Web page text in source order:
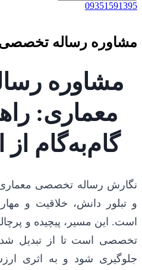
09351591395
مشاوره رساله
مشاوره
معماری:
گام‌به‌گام از
نگارش رساله تخصصی
و تبلور دانش، خلاقیت و
است. این مسیر، پیچیده و
تخصصی است تا از تبدیل
جلوگیری شود و به اثری